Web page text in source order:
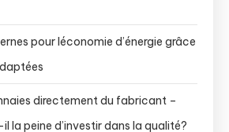
pour léconomie d’énergie grâce
directement du fabricant –
la peine d’investir dans la qualité?